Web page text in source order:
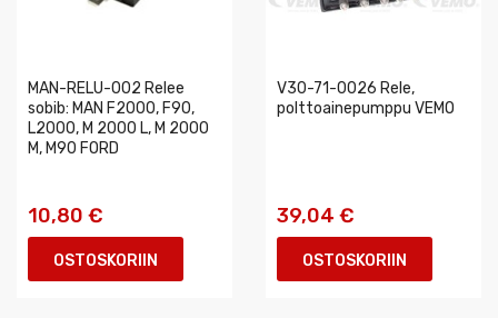
MAN-RELU-002 Relee
sobib: MAN F2000, F90,
L2000, M 2000 L, M 2000
M, M90 FORD
10,80 €
OSTOSKORIIN
V30-71-0026 Rele,
polttoainepumppu VEMO
39,04 €
OSTOSKORIIN